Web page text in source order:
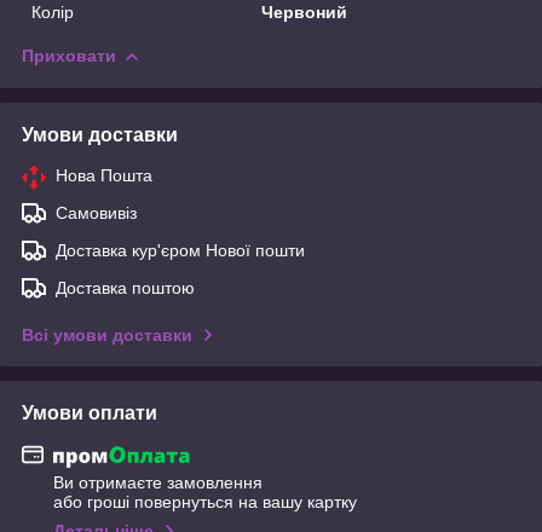
Колір
Червоний
Приховати
Умови доставки
Нова Пошта
Самовивіз
Доставка кур'єром Нової пошти
Доставка поштою
Всі умови доставки
Умови оплати
Ви отримаєте замовлення
або гроші повернуться на вашу картку